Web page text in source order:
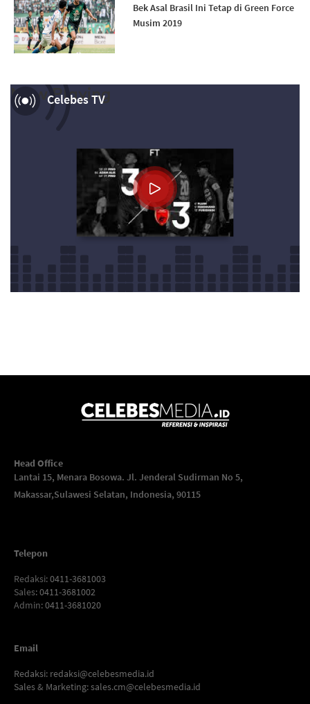
Bek Asal Brasil Ini Tetap di Green Force
Musim 2019
Celebes TV
Now Playing
Head Office
Lantai 15, Menara Bosowa. Jl. Jenderal Sudirman No 5,
Makassar,Sulawesi Selatan, Indonesia, 90115
Telepon
Redaksi: 0411-3681003
Sales: 0411-3681002
Admin: 0411-3681020
Email
Redaksi: redaksi@celebesmedia.id
Sales & Marketing:sales.cm@celebesmedia.id